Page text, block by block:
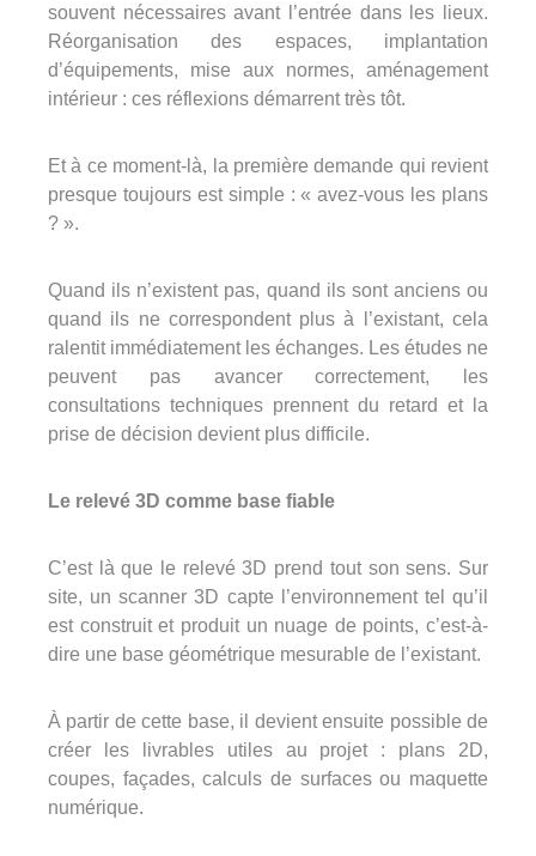
souvent nécessaires avant l’entrée dans les lieux.
Réorganisation des espaces, implantation
d’équipements, mise aux normes, aménagement
intérieur : ces réflexions démarrent très tôt.
Et à ce moment-là, la première demande qui revient
presque toujours est simple : « avez-vous les plans
? ».
Quand ils n’existent pas, quand ils sont anciens ou
quand ils ne correspondent plus à l’existant, cela
ralentit immédiatement les échanges. Les études ne
peuvent pas avancer correctement, les
consultations techniques prennent du retard et la
prise de décision devient plus difficile.
Le relevé 3D comme base fiable
C’est là que le relevé 3D prend tout son sens. Sur
site, un scanner 3D capte l’environnement tel qu’il
est construit et produit un nuage de points, c’est-à-
dire une base géométrique mesurable de l’existant.
À partir de cette base, il devient ensuite possible de
créer les livrables utiles au projet : plans 2D,
coupes, façades, calculs de surfaces ou maquette
numérique.